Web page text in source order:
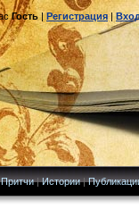
Гость|Регистрация|
Притчи|Истории|